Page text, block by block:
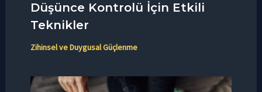
Düşünce Kontrolü İçin Etkili
Teknikler
Zihinsel ve Duygusal Güçlenme